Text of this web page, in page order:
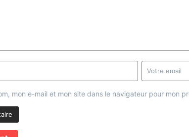
mon e-mail et mon site dans le navigateur pour mon